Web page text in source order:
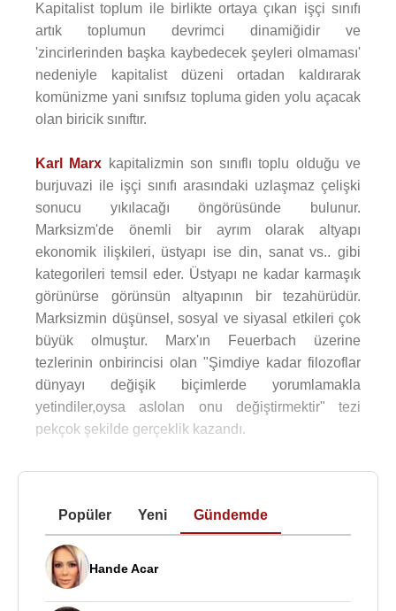
Kapitalist toplum ile birlikte ortaya çıkan işçi sınıfı
artık toplumun devrimci dinamiğidir ve
'zincirlerinden başka kaybedecek şeyleri olmaması'
nedeniyle kapitalist düzeni ortadan kaldırarak
komünizme yani sınıfsız topluma giden yolu açacak
olan biricik sınıftır.
Karl Marx kapitalizmin son sınıflı toplu olduğu ve
burjuvazi ile işçi sınıfı arasındaki uzlaşmaz çelişki
sonucu yıkılacağı öngörüsünde bulunur.
Marksizm'de önemli bir ayrım olarak altyapı
ekonomik ilişkileri, üstyapı ise din, sanat vs.. gibi
kategorileri temsil eder. Üstyapı ne kadar karmaşık
görünürse görünsün altyapının bir tezahürüdür.
Marksizmin düşünsel, sosyal ve siyasal etkileri çok
büyük olmuştur. Marx'ın Feuerbach üzerine
tezlerinin onbirincisi olan "Şimdiye kadar filozoflar
dünyayı değişik biçimlerde yorumlamakla
yetindiler,oysa aslolan onu değiştirmektir" tezi
pekçok şekilde gerçeklik kazandı.
Popüler Yeni Gündemde
Hande Acar